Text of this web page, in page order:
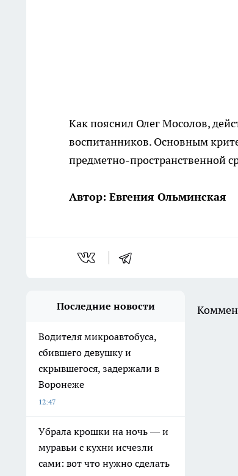
Как пояснил Олег Мосолов,
воспитанников. Основным
предметно-пространственной
Автор: Евгения Ольминская
Последние новости
Водителя микроавтобуса,
сбившего девушку и
скрывшегося, задержали в
Воронеже
12:47
Убрала крошки на ночь — и
муравьи с кухни исчезли
сами: вот что нужно сделать